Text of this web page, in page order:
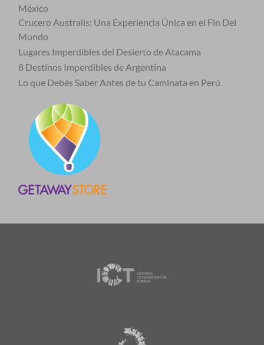
México
Crucero Australis: Una Experiencia Única en el Fin Del
Mundo
Lugares Imperdibles del Desierto de Atacama
8 Destinos Imperdibles de Argentina
Lo que Debés Saber Antes de tu Caminata en Perú